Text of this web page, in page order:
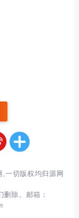
一切版权均归源网
除。邮箱：